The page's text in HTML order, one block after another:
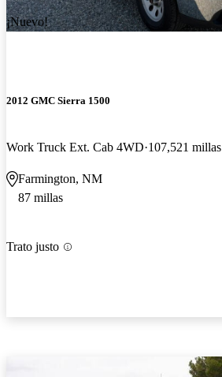
¡Nuevo!
2012 GMC Sierra 1500
Work Truck Ext. Cab 4WD 107,521 millas
Farmington, NM
87 millas
Trato justo